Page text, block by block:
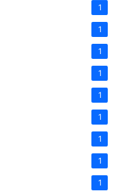
1
1
1
1
1
1
1
1
1